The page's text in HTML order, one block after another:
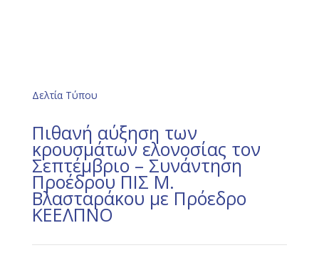
Δελτία Τύπου
Πιθανή αύξηση των
κρουσμάτων ελονοσίας τον
Σεπτέμβριο – Συνάντηση
Προέδρου ΠΙΣ Μ.
Βλασταράκου με Πρόεδρο
ΚΕΕΛΠΝΟ